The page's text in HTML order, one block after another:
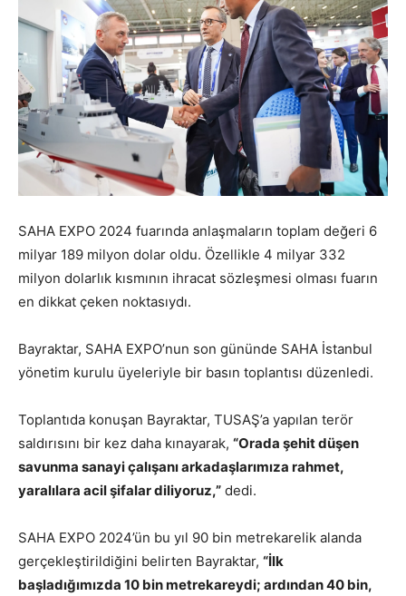
SAHA EXPO 2024 fuarında anlaşmaların toplam değeri 6
milyar 189 milyon dolar oldu. Özellikle 4 milyar 332
milyon dolarlık kısmının ihracat sözleşmesi olması fuarın
en dikkat çeken noktasıydı.
Bayraktar, SAHA EXPO’nun son gününde SAHA İstanbul
yönetim kurulu üyeleriyle bir basın toplantısı düzenledi.
Toplantıda konuşan Bayraktar, TUSAŞ’a yapılan terör
saldırısını bir kez daha kınayarak, “Orada şehit düşen
savunma sanayi çalışanı arkadaşlarımıza rahmet,
yaralılara acil şifalar diliyoruz,” dedi.
SAHA EXPO 2024’ün bu yıl 90 bin metrekarelik alanda
gerçekleştirildiğini belirten Bayraktar, “İlk
başladığımızda 10 bin metrekareydi; ardından 40 bin,